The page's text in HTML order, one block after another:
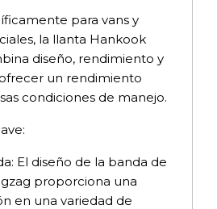
para vans y
la llanta Hankook
diseño, rendimiento y
un rendimiento
condiciones de manejo.
El diseño de la banda de
proporciona una
en una variedad de